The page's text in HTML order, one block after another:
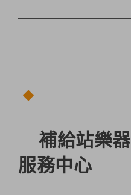
補給站樂器
服務中心